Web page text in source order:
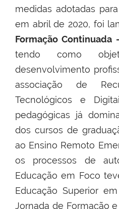
medidas adotadas
em abril de 2020, foi
Formação Continuada
tendo como
desenvolvimento
associação de
Tecnológicos e
pedagógicas já
dos cursos de
ao Ensino Remoto
os processos de
Educação em Foco
Educação Superior
Jornada de Formação